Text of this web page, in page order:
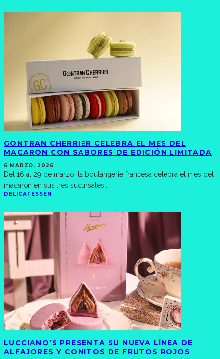
GONTRAN CHERRIER CELEBRA EL MES DEL
MACARON CON SABORES DE EDICIÓN LIMITADA
6 MARZO, 2026
Del 16 al 29 de marzo, la boulangerie francesa celebra el mes del
macaron en sus tres sucursales
DELICATESSEN
LUCCIANO’S PRESENTA SU NUEVA LÍNEA DE
ALFAJORES Y CONITOS DE FRUTOS ROJOS